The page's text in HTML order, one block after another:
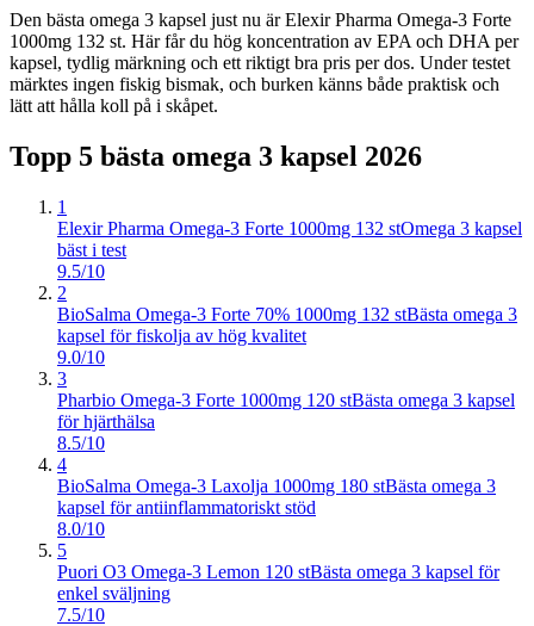
Den bästa omega 3 kapsel just nu är Elexir Pharma Omega-3 Forte
1000mg 132 st. Här får du hög koncentration av EPA och DHA per
kapsel, tydlig märkning och ett riktigt bra pris per dos. Under testet
märktes ingen fiskig bismak, och burken känns både praktisk och
lätt att hålla koll på i skåpet.
Topp 5 bästa omega 3 kapsel 2026
1
Elexir Pharma Omega-3 Forte 1000mg 132 stOmega 3 kapsel
bäst i test
9.5/10
2
BioSalma Omega-3 Forte 70% 1000mg 132 stBästa omega 3
kapsel för fiskolja av hög kvalitet
9.0/10
3
Pharbio Omega-3 Forte 1000mg 120 stBästa omega 3 kapsel
för hjärthälsa
8.5/10
4
BioSalma Omega-3 Laxolja 1000mg 180 stBästa omega 3
kapsel för antiinflammatoriskt stöd
8.0/10
5
Puori O3 Omega-3 Lemon 120 stBästa omega 3 kapsel för
enkel sväljning
7.5/10